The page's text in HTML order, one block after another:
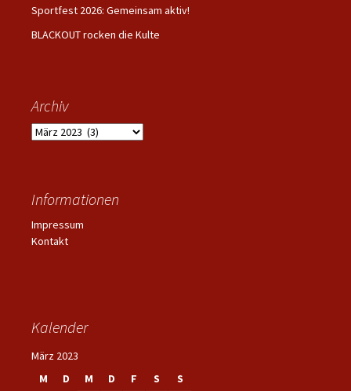
Sportfest 2026: Gemeinsam aktiv!
BLACKOUT rocken die Kulte
Archiv
Archiv
Informationen
Impressum
Kontakt
Kalender
März 2023
M
D M D F S S